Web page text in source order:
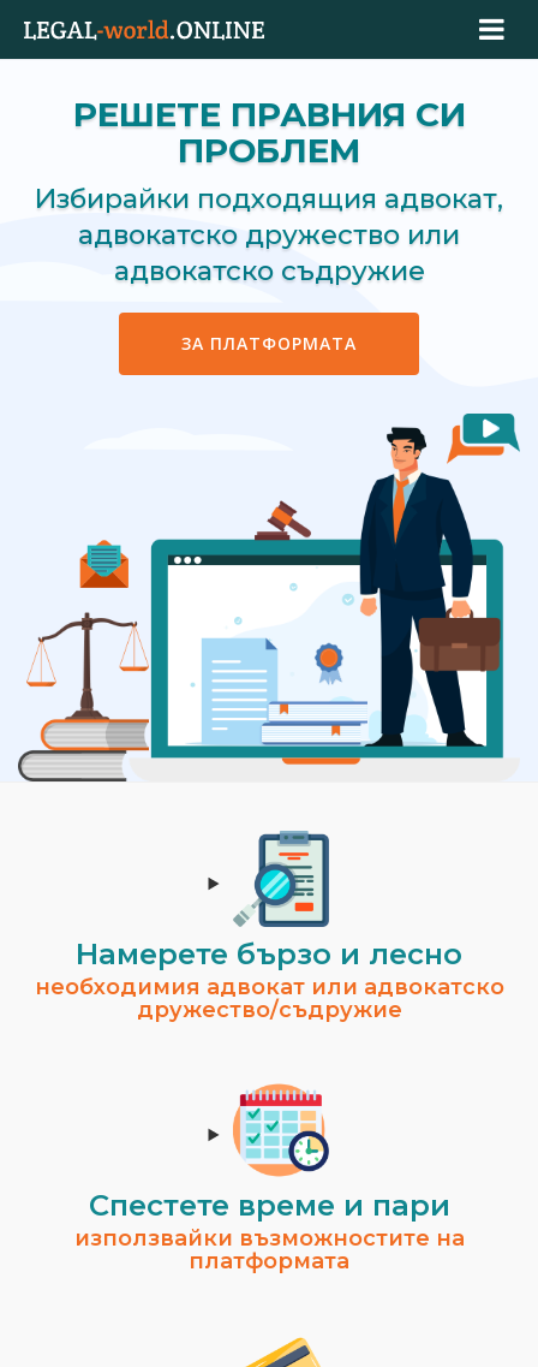
РЕШЕТЕ ПРАВНИЯ СИ
ПРОБЛЕМ
Избирайки подходящия адвокат,
адвокатско дружество или
адвокатско съдружие
ЗА ПЛАТФОРМАТА
Намерете бързо и лесно
необходимия адвокат или адвокатско
дружество/съдружие
Спестeте време и пари
използвайки възможностите на
платформата